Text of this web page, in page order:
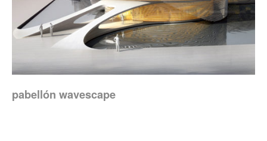
pabellón wavescape